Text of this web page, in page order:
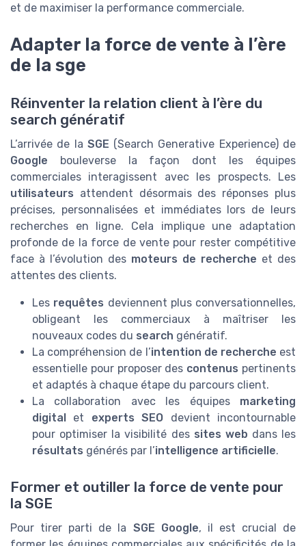
et de maximiser la performance commerciale.
Adapter la force de vente à l’ère
de la sge
Réinventer la relation client à l’ère du
search génératif
L’arrivée de la SGE (Search Generative Experience) de
Google bouleverse la façon dont les équipes
commerciales interagissent avec les prospects. Les
utilisateurs attendent désormais des réponses plus
précises, personnalisées et immédiates lors de leurs
recherches en ligne. Cela implique une adaptation
profonde de la force de vente pour rester compétitive
face à l’évolution des moteurs de recherche et des
attentes des clients.
Les requêtes deviennent plus conversationnelles,
obligeant les commerciaux à maîtriser les
nouveaux codes du search génératif.
La compréhension de l’intention de recherche est
essentielle pour proposer des contenus pertinents
et adaptés à chaque étape du parcours client.
La collaboration avec les équipes marketing
digital et experts SEO devient incontournable
pour optimiser la visibilité des sites web dans les
résultats générés par l’intelligence artificielle.
Former et outiller la force de vente pour
la SGE
Pour tirer parti de la SGE Google, il est crucial de